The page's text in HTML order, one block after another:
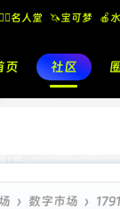
🧚‍♂️名人堂 🦄宝可梦 🍎
页 社区
› 数字市场 ›